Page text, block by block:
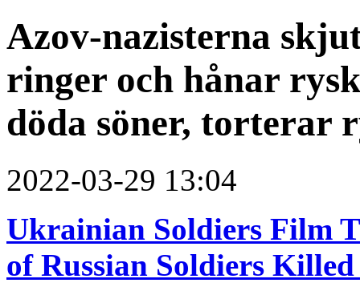
Azov-nazisterna
ringer och hånar
döda söner, torterar
2022-03-29 13:04
Ukrainian Soldiers Film
of Russian Soldiers